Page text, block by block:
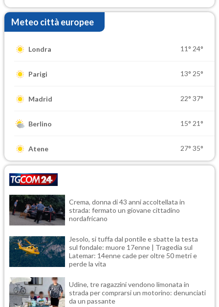
Meteo città europee
Londra 11° 24°
Parigi 13° 25°
Madrid 22° 37°
Berlino 15° 21°
Atene 27° 35°
Crema, donna di 43 anni accoltellata in
strada: fermato un giovane cittadino
nordafricano
Jesolo, si tuffa dal pontile e sbatte la testa
sul fondale: muore 17enne | Tragedia sul
Latemar: 14enne cade per oltre 50 metri e
perde la vita
Udine, tre ragazzini vendono limonata in
strada per comprarsi un motorino: denunciati
da un passante